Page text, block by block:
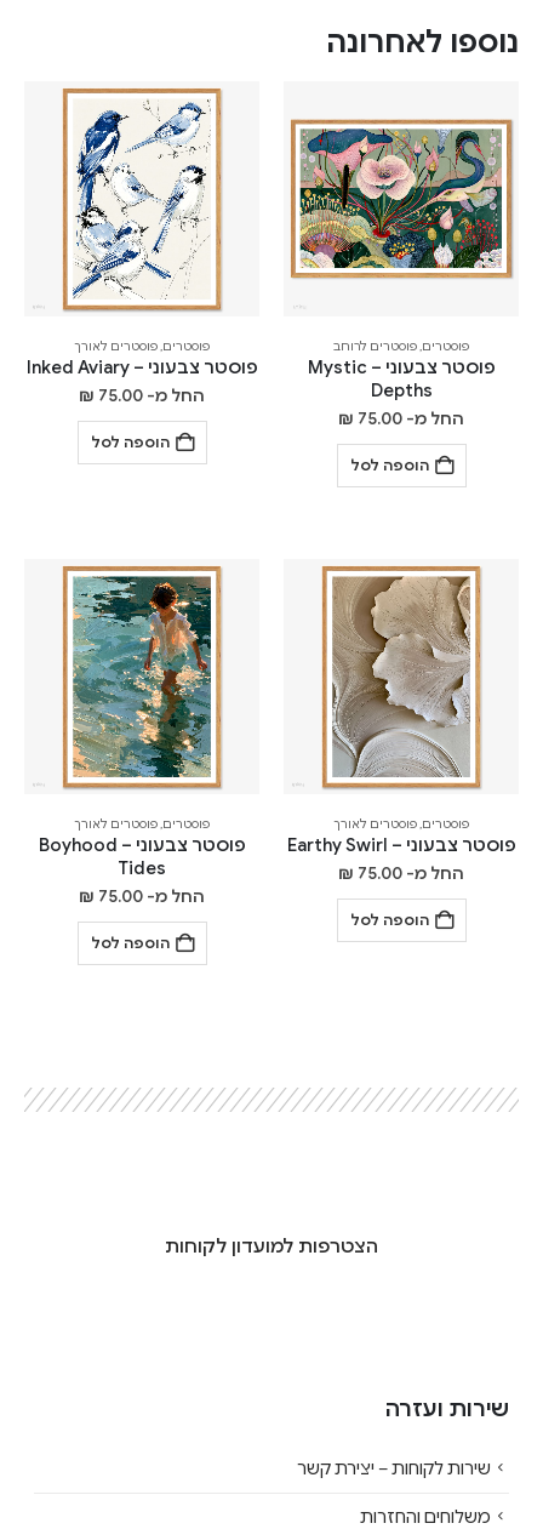
נוספו לאחרונה
פוסטרים,פוסטרים לרוחב
פוסטר צבעוני – Mystic
Depths
החל מ- ₪ 75.00
הוספה לסל
פוסטרים,פוסטרים לאורך
פוסטר צבעוני – Inked Aviary
החל מ- ₪ 75.00
הוספה לסל
פוסטרים,פוסטרים לאורך
פוסטר צבעוני – Earthy Swirl
החל מ- ₪ 75.00
הוספה לסל
פוסטרים,פוסטרים לאורך
פוסטר צבעוני – Boyhood
Tides
החל מ- ₪ 75.00
הוספה לסל
הצטרפות למועדון לקוחות
שירות ועזרה
שירות לקוחות – יצירת קשר
משלוחים והחזרות